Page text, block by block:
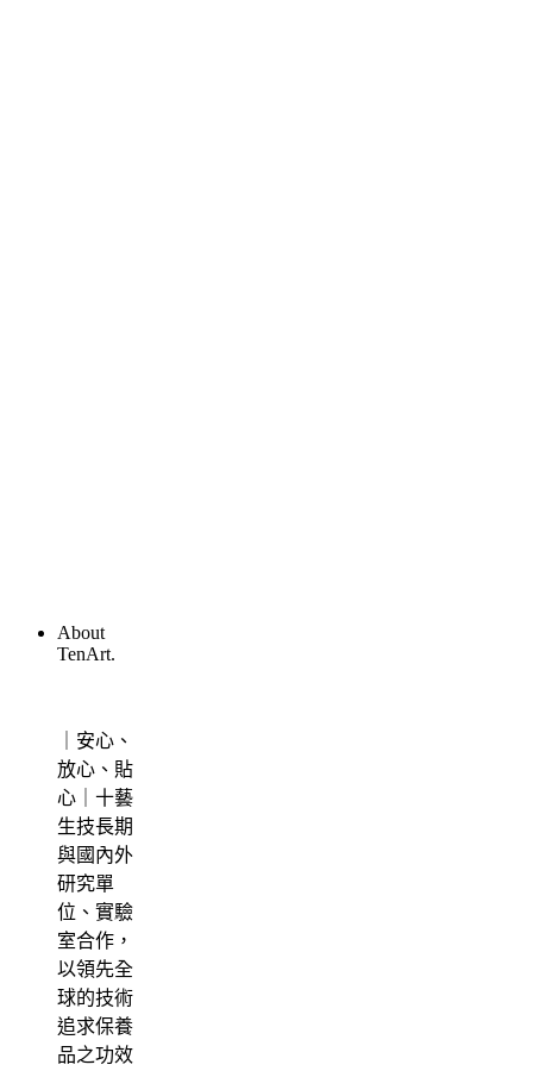
兒？成分、功效一次解答！
PIF是什麼？化妝品為何需要準備PIF？法
源依據、備製流程全解答
7 4 月, 2026
About
TenArt.
｜安心、
放心、貼
心｜十藝
生技長期
與國內外
研究單
位、實驗
室合作，
以領先全
球的技術
追求保養
品之功效